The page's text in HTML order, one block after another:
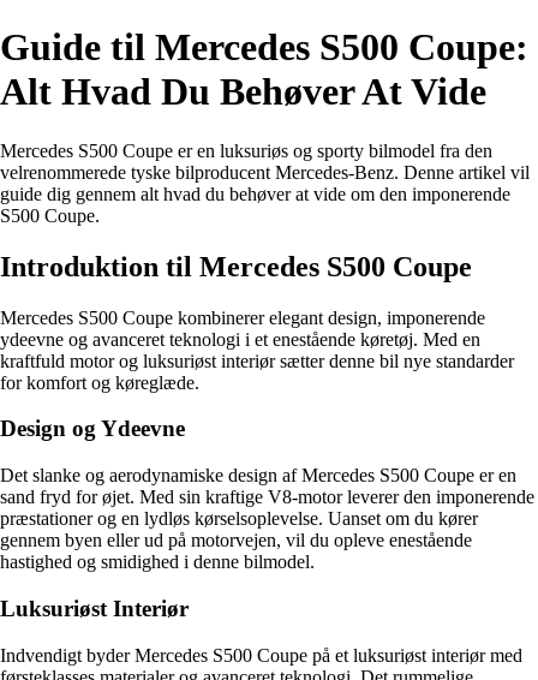
Guide til Mercedes S500 Coupe:
Alt Hvad Du Behøver At Vide
Mercedes S500 Coupe er en luksuriøs og sporty bilmodel fra den
velrenommerede tyske bilproducent Mercedes-Benz. Denne artikel vil
guide dig gennem alt hvad du behøver at vide om den imponerende
S500 Coupe.
Introduktion til Mercedes S500 Coupe
Mercedes S500 Coupe kombinerer elegant design, imponerende
ydeevne og avanceret teknologi i et enestående køretøj. Med en
kraftfuld motor og luksuriøst interiør sætter denne bil nye standarder
for komfort og køreglæde.
Design og Ydeevne
Det slanke og aerodynamiske design af Mercedes S500 Coupe er en
sand fryd for øjet. Med sin kraftige V8-motor leverer den imponerende
præstationer og en lydløs kørselsoplevelse. Uanset om du kører
gennem byen eller ud på motorvejen, vil du opleve enestående
hastighed og smidighed i denne bilmodel.
Luksuriøst Interiør
Indvendigt byder Mercedes S500 Coupe på et luksuriøst interiør med